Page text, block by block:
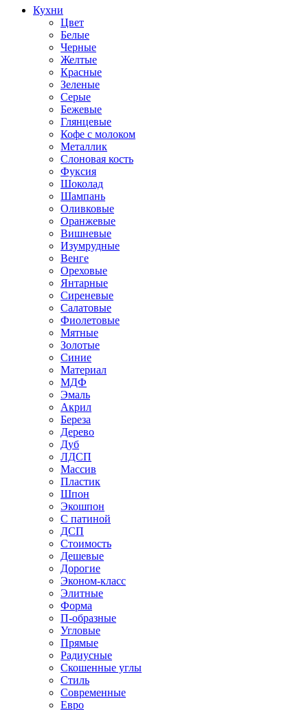
Кухни
Цвет
Белые
Черные
Желтые
Красные
Зеленые
Серые
Бежевые
Глянцевые
Кофе с молоком
Металлик
Слоновая кость
Фуксия
Шоколад
Шампань
Оливковые
Оранжевые
Вишневые
Изумрудные
Венге
Ореховые
Янтарные
Сиреневые
Салатовые
Фиолетовые
Мятные
Золотые
Синие
Материал
МДФ
Эмаль
Акрил
Береза
Дерево
Дуб
ЛДСП
Массив
Пластик
Шпон
Экошпон
С патиной
ДСП
Стоимость
Дешевые
Дорогие
Эконом-класс
Элитные
Форма
П-образные
Угловые
Прямые
Радиусные
Скошенные углы
Стиль
Современные
Евро